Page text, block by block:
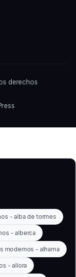
derechos
- alba de tormes
- alberca
modernos - alhama
- allora